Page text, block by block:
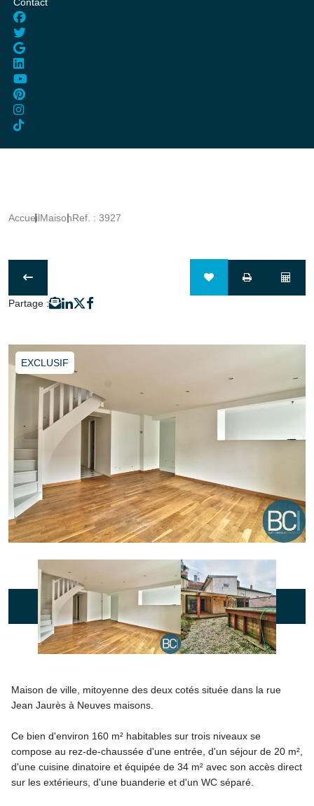
AccueilMaisonRef. : 3927
Partage :
EXCLUSIF
Maison de ville, mitoyenne des deux cotés située dans la rue
Jean Jaurès à Neuves maisons.
Ce bien d'environ 160 m² habitables sur trois niveaux se
compose au rez-de-chaussée d'une entrée, d'un séjour de 20 m²,
d'une cuisine dinatoire et équipée de 34 m² avec son accès direct
sur les extérieurs, d'une buanderie et d'un WC séparé.